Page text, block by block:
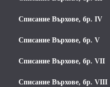
Списание Върхове, бр. IV
Списание Върхове, бр. V
Списание Върхове, бр. VII
Списание Върхове, бр. VIII